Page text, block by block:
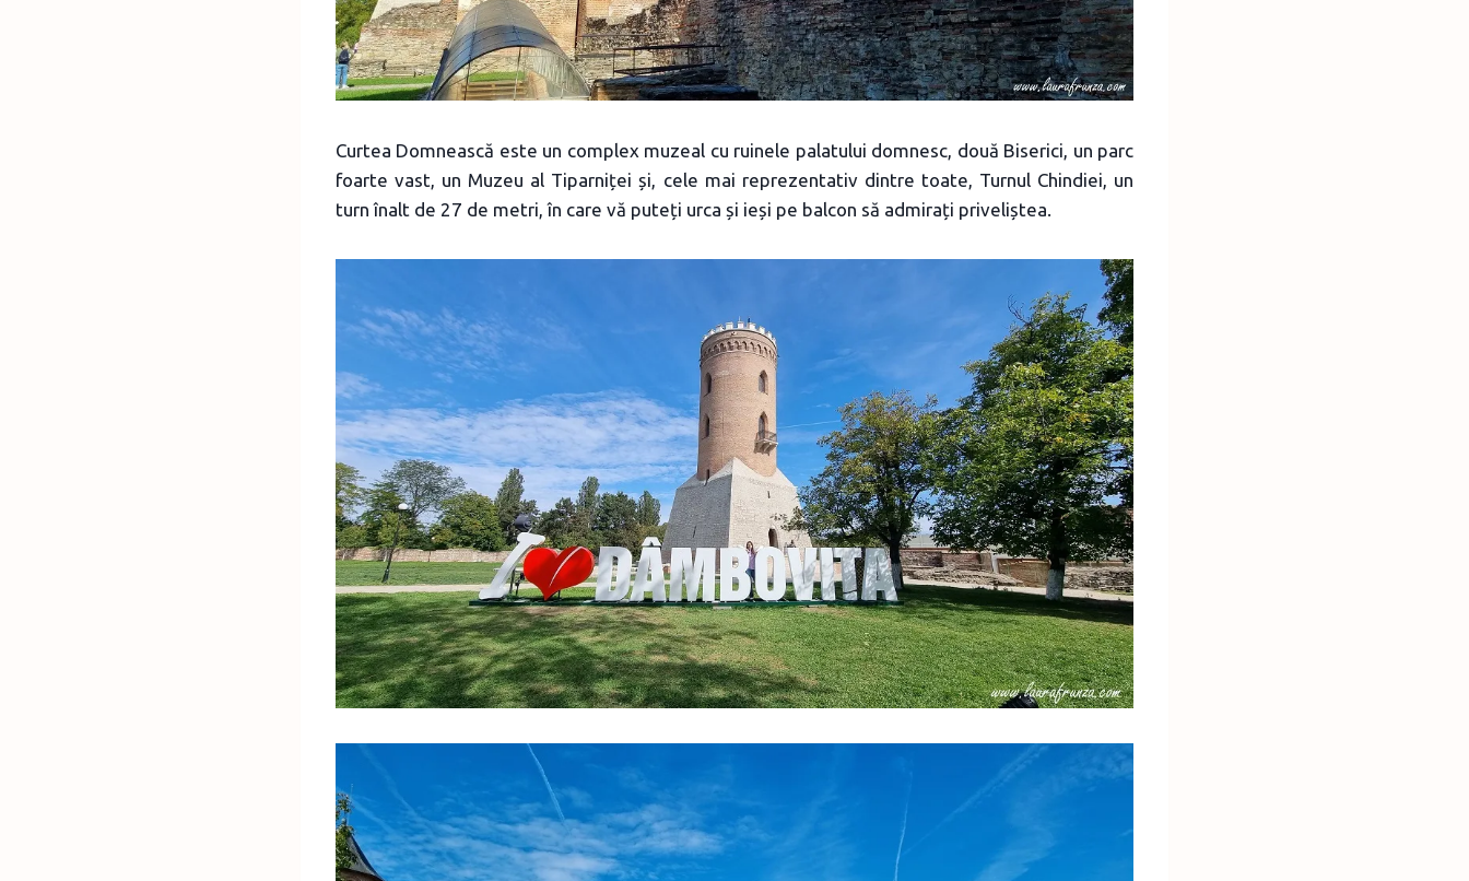
Curtea Domnească este un complex muzeal cu ruinele palatului domnesc, două Biserici, un parc
foarte vast, un Muzeu al Tiparniței și, cele mai reprezentativ dintre toate, Turnul Chindiei, un
turn înalt de 27 de metri, în care vă puteți urca și ieși pe balcon să admirați priveliștea.